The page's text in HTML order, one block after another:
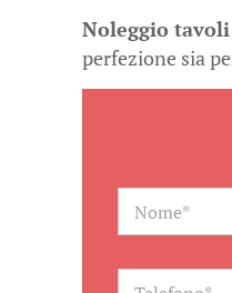
Noleggio
perfezione sia
N
m
*
T